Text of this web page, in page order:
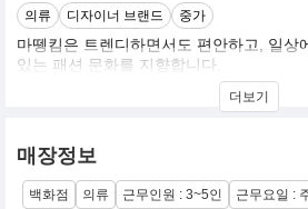
의류 디자이너 브랜드 중가
마뗑킴은 트렌디하면서도 편안하고, 일상
있는 패션 문화를 지향합니다.
최근 백화점 단독 모노샵과 HAGOHAUS
더보기
매장정보
백화점 의류 근무인원 : 3~5인
근무요일 :